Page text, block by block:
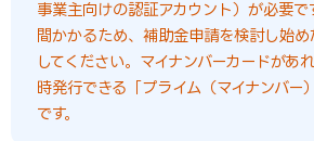
事業主向けの認証アカウント）が必要
間かかるため、補助金申請を検討し始
してください。マイナンバーカードがあ
時発行できる「プライム（マイナンバー
です。